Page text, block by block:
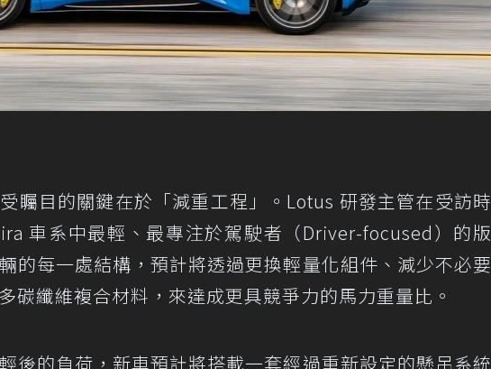
矚目的關鍵在於「減重工程」。Lotus 研發主管在受訪時
車系中最輕、最專注於駕駛者（Driver-focused）的版
的每一處結構，預計將透過更換輕量化組件、減少不必要
碳纖維複合材料，來達成更具競爭力的馬力重量比。
後的負荷，新車預計將搭載一套經過重新設定的懸吊系統